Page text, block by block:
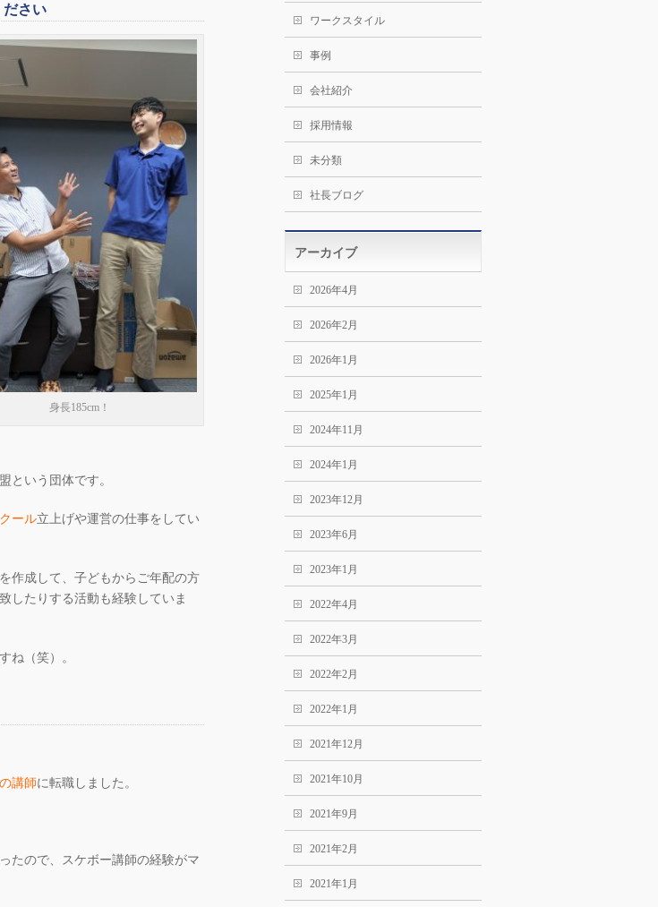
ださい
身長185cm！
という団体です。
ール立上げや運営の仕事をしてい
作成して、子どもからご年配の方
したりする活動も経験していま
ね（笑）。
講師に転職しました。
たので、スケボー講師の経験がマ
ワークスタイル
事例
会社紹介
採用情報
未分類
社長ブログ
アーカイブ
2026年4月
2026年2月
2026年1月
2025年1月
2024年11月
2024年1月
2023年12月
2023年6月
2023年1月
2022年4月
2022年3月
2022年2月
2022年1月
2021年12月
2021年10月
2021年9月
2021年2月
2021年1月